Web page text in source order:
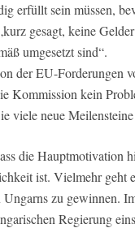
erfüllt sein müssen,
gesagt, keine
umgesetzt sind“.
der EU-Forderungen
Kommission kein
viele neue
die Hauptmotivation
ist. Vielmehr geht
zu gewinnen.
Regierung